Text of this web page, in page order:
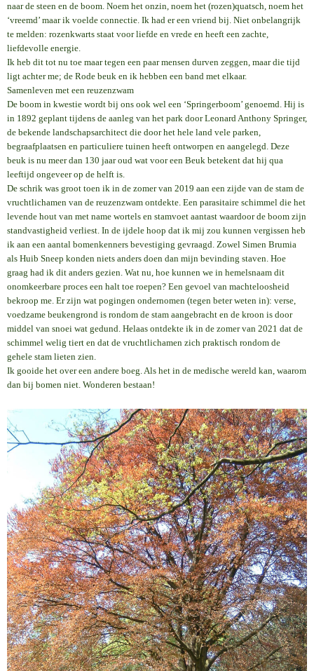
naar de steen en de boom. Noem het onzin, noem het (rozen)quatsch, noem het
‘vreemd’ maar ik voelde connectie. Ik had er een vriend bij. Niet onbelangrijk
te melden: rozenkwarts staat voor liefde en vrede en heeft een zachte,
liefdevolle energie.
Ik heb dit tot nu toe maar tegen een paar mensen durven zeggen, maar die tijd
ligt achter me; de Rode beuk en ik hebben een band met elkaar.
Samenleven met een reuzenzwam
De boom in kwestie wordt bij ons ook wel een ‘Springerboom’ genoemd. Hij is
in 1892 geplant tijdens de aanleg van het park door Leonard Anthony Springer,
de bekende landschapsarchitect die door het hele land vele parken,
begraafplaatsen en particuliere tuinen heeft ontworpen en aangelegd. Deze
beuk is nu meer dan 130 jaar oud wat voor een Beuk betekent dat hij qua
leeftijd ongeveer op de helft is.
De schrik was groot toen ik in de zomer van 2019 aan een zijde van de stam de
vruchtlichamen van de reuzenzwam ontdekte. Een parasitaire schimmel die het
levende hout van met name wortels en stamvoet aantast waardoor de boom zijn
standvastigheid verliest. In de ijdele hoop dat ik mij zou kunnen vergissen heb
ik aan een aantal bomenkenners bevestiging gevraagd. Zowel Simen Brumia
als Huib Sneep konden niets anders doen dan mijn bevinding staven. Hoe
graag had ik dit anders gezien. Wat nu, hoe kunnen we in hemelsnaam dit
onomkeerbare proces een halt toe roepen? Een gevoel van machteloosheid
bekroop me. Er zijn wat pogingen ondernomen (tegen beter weten in): verse,
voedzame beukengrond is rondom de stam aangebracht en de kroon is door
middel van snoei wat gedund. Helaas ontdekte ik in de zomer van 2021 dat de
schimmel welig tiert en dat de vruchtlichamen zich praktisch rondom de
gehele stam lieten zien.
Ik gooide het over een andere boeg. Als het in de medische wereld kan, waarom
dan bij bomen niet. Wonderen bestaan!